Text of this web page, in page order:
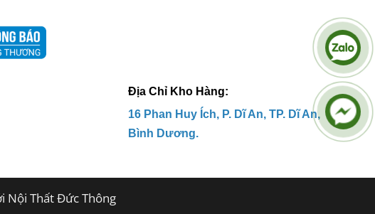
Địa Chỉ Kho Hàng:
16 Phan Huy Ích, P. Dĩ An, TP. Dĩ An,
Bình Dương.
Nội Thất Đức Thông